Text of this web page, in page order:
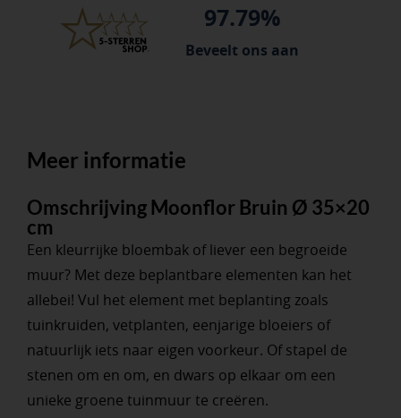
97.79%
Beveelt ons aan
Meer informatie
Omschrijving Moonflor Bruin Ø 35×20
cm
Een kleurrijke bloembak of liever een begroeide
muur? Met deze beplantbare elementen kan het
allebei! Vul het element met beplanting zoals
tuinkruiden, vetplanten, eenjarige bloeiers of
natuurlijk iets naar eigen voorkeur. Of stapel de
stenen om en om, en dwars op elkaar om een
unieke groene tuinmuur te creëren.